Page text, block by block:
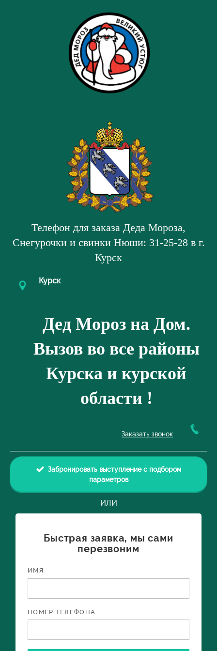
Телефон для заказа Деда Мороза,
Снегурочки и свинки Нюши: 31-25-28 в г.
Курск
Курск
Дед Мороз на Дом.
Вызов во все районы
Курска и курской
области !
Заказать звонок
Забронировать выступление с подбором
параметров
ИЛИ
Быстрая заявка, мы сами
перезвоним
ИМЯ
НОМЕР ТЕЛЕФОНА